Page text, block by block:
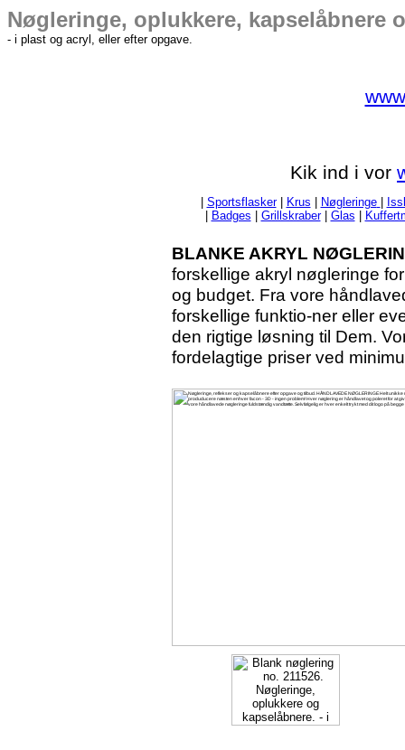
Nøgleringe, oplukkere, kapselåbnere
- i plast og acryl, eller efter opgave.
Kik ind i vor
Sportsflasker| Krus Nøgleringe
Badges Grillskraber| Glas
BLANKE AKRYL
forskellige akryl nøgleringe
og budget. Fra vore
forskellige funktio-ner eller
den rigtige løsning til Dem.
fordelagtige priser ved